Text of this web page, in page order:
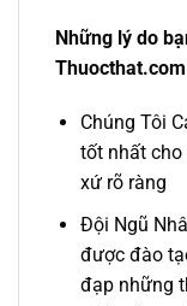
Những lý do
Thuocthat.com
Chúng Tôi
tốt nhất cho
xứ rõ ràng
Đội Ngũ
được đào
đạp những